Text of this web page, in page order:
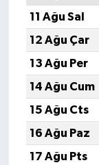
11 Ağu Sal
12 Ağu Çar
13 Ağu Per
14 Ağu Cum
15 Ağu Cts
16 Ağu Paz
17 Ağu Pts